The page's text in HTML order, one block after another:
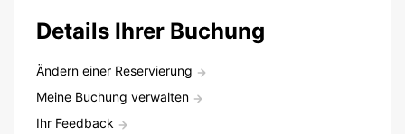
Details Ihrer Buchung
Ändern einer Reservierung
Meine Buchung verwalten
Ihr Feedback